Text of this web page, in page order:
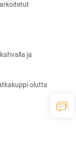
ja
olutta